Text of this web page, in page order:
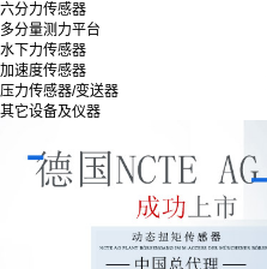
六分力传感器
多分量测力平台
水下力传感器
加速度传感器
压力传感器/变送器
其它设备及仪器